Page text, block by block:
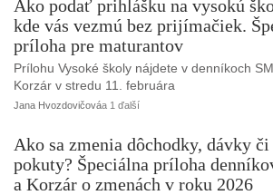
Ako podať prihlášku na vysokú
kde vás vezmú bez prijímačiek.
príloha pre maturantov
Prílohu Vysoké školy nájdete v denníkoch
Korzár v stredu 11. februára
Jana Hvozdovičováa 1 ďalší
Ako sa zmenia dôchodky, dávky či
pokuty? Špeciálna príloha
a Korzár o zmenách v roku 2026